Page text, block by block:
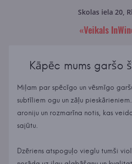
Skolas iela 20,
«Veikals
Kāpēc mums garšo
Miļam par spēcīgo un vēsmīgo
subtīliem ogu un zāļu
aroniju un rozmarīna notis, kas
sajūtu.
Dzēriens atspoguļo vieglu tumši